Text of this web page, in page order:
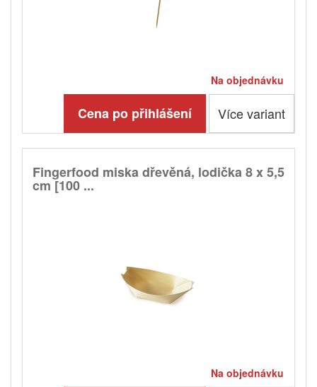
Na objednávku
Cena po přihlášení Více variant
Fingerfood miska dřevěná, lodička 8 x 5,5
cm [100 ...
Na objednávku